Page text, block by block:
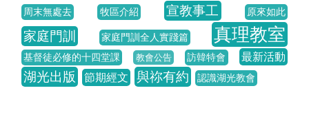
周末無處去 牧區介紹 宣教事工 原來如此
家庭門訓 家庭門訓全人實踐篇 真理教室
基督徒必修的十四堂課 教會公告 訪韓特會 最新活動
湖光出版 節期經文 與祢有約 認識湖光教會